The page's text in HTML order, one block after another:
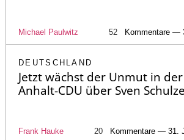
Michael Paulwitz 52 Kommentare —
DEUTSCHLAND
Jetzt wächst der Unmut in der
Anhalt-CDU über Sven Schulze
Frank Hauke 20 Kommentare — 31.